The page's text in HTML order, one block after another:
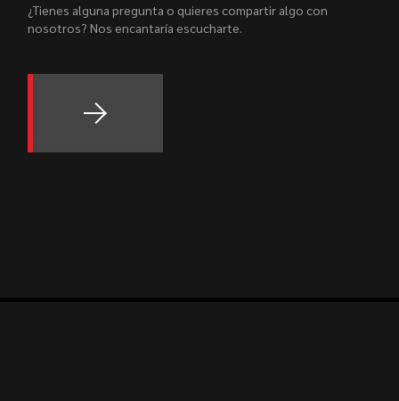
¿Tienes alguna pregunta o quieres compartir algo con
nosotros? Nos encantaría escucharte.